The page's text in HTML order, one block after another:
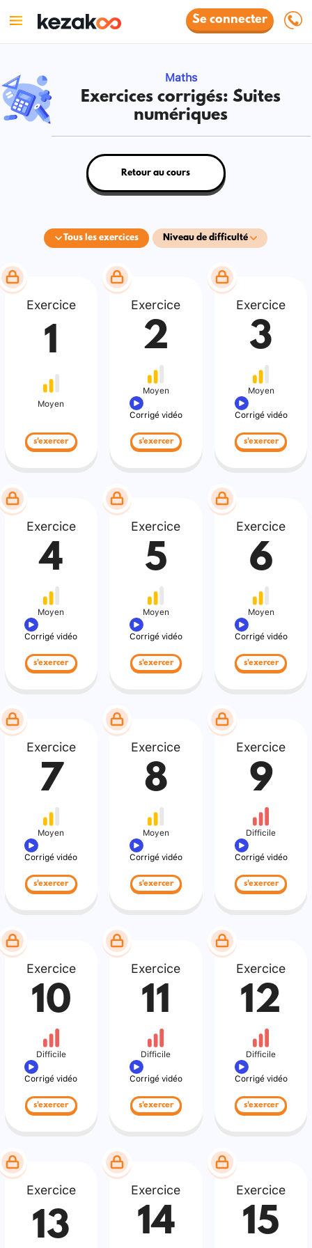
Se connecter
Maths
Exercices corrigés: Suites
numériques
Tous les exercices Niveau de difficulté
Retour au cours
Exercice
1
Moyen
s'exercer
Exercice
2
Moyen
Corrigé vidéo
s'exercer
Exercice
3
Moyen
Corrigé vidéo
s'exercer
Exercice
4
Moyen
Corrigé vidéo
s'exercer
Exercice
5
Moyen
Corrigé vidéo
s'exercer
Exercice
6
Moyen
Corrigé vidéo
s'exercer
Exercice
7
Moyen
Corrigé vidéo
s'exercer
Exercice
8
Moyen
Corrigé vidéo
s'exercer
Exercice
9
Difficile
Corrigé vidéo
s'exercer
Exercice
10
Difficile
Corrigé vidéo
s'exercer
Exercice
11
Difficile
Corrigé vidéo
s'exercer
Exercice
12
Difficile
Corrigé vidéo
s'exercer
Exercice
13
Exercice
14
Exercice
15